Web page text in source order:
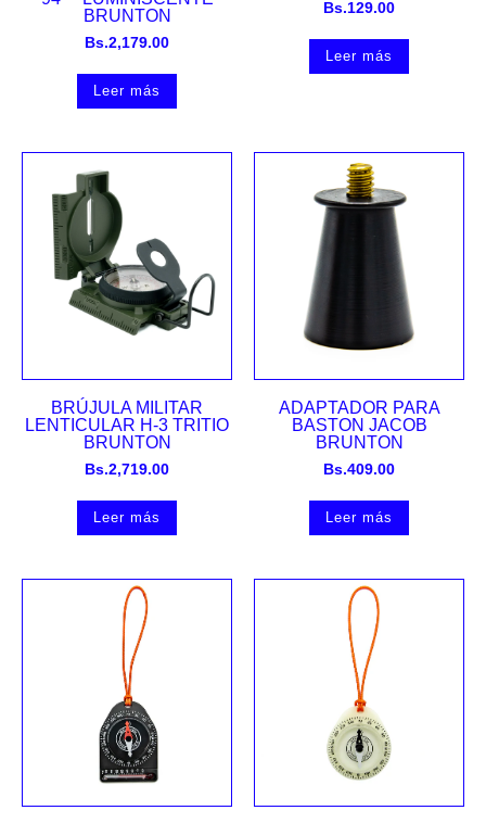
BRUNTON
Bs.2,179.00
Leer más
Bs.129.00
Leer más
BRÚJULA MILITAR
LENTICULAR H-3 TRITIO
BRUNTON
Bs.2,719.00
Leer más
ADAPTADOR PARA
BASTON JACOB
BRUNTON
Bs.409.00
Leer más